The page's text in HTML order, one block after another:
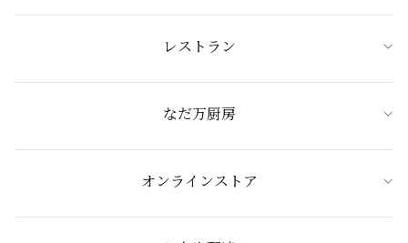
レストラン
なだ万厨房
オンラインストア